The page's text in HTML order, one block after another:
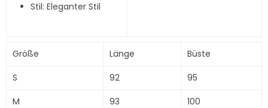
Stil: Eleganter Stil
Größe Länge
Büste
S
92
95
M
93
100